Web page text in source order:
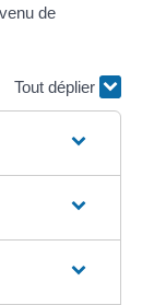
de
Tout déplier